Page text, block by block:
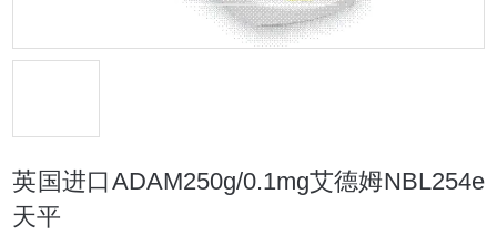
英国进口ADAM250g/0.1mg艾德姆NBL254e
天平